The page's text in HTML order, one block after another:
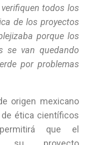
todos los
de los proyectos
porque los
se van quedando
por problemas
origen mexicano
ética científicos
que el